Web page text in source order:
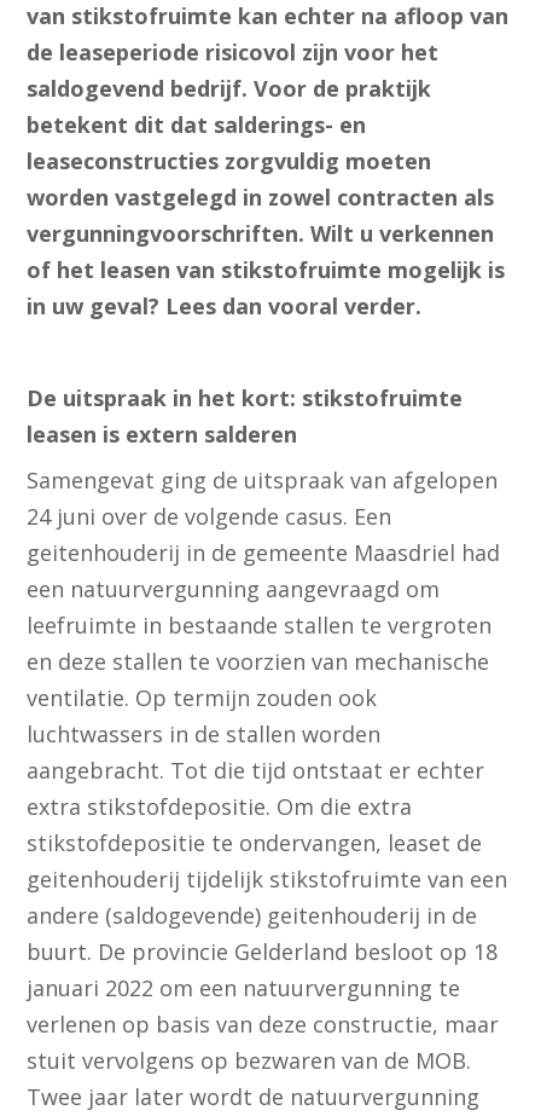
van stikstofruimte kan echter na afloop van
de leaseperiode risicovol zijn voor het
saldogevend bedrijf. Voor de praktijk
betekent dit dat salderings- en
leaseconstructies zorgvuldig moeten
worden vastgelegd in zowel contracten als
vergunningvoorschriften. Wilt u verkennen
of het leasen van stikstofruimte mogelijk is
in uw geval? Lees dan vooral verder.
De uitspraak in het kort: stikstofruimte
leasen is extern salderen
Samengevat ging de uitspraak van afgelopen
24 juni over de volgende casus. Een
geitenhouderij in de gemeente Maasdriel had
een natuurvergunning aangevraagd om
leefruimte in bestaande stallen te vergroten
en deze stallen te voorzien van mechanische
ventilatie. Op termijn zouden ook
luchtwassers in de stallen worden
aangebracht. Tot die tijd ontstaat er echter
extra stikstofdepositie. Om die extra
stikstofdepositie te ondervangen, leaset de
geitenhouderij tijdelijk stikstofruimte van een
andere (saldogevende) geitenhouderij in de
buurt. De provincie Gelderland besloot op 18
januari 2022 om een natuurvergunning te
verlenen op basis van deze constructie, maar
stuit vervolgens op bezwaren van de MOB.
Twee jaar later wordt de natuurvergunning